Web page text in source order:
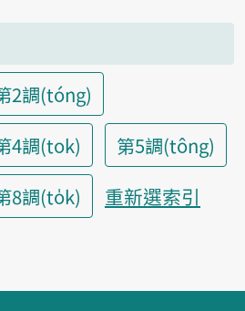
2調(tóng)
4調(tok)
第5調(tông)
8調(to̍k) 重新選索引